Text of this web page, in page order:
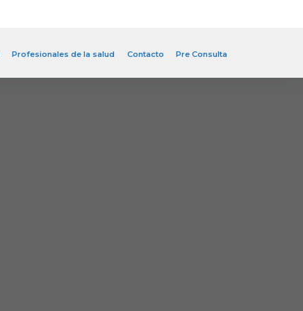
Profesionales de la salud Contacto Pre Consulta